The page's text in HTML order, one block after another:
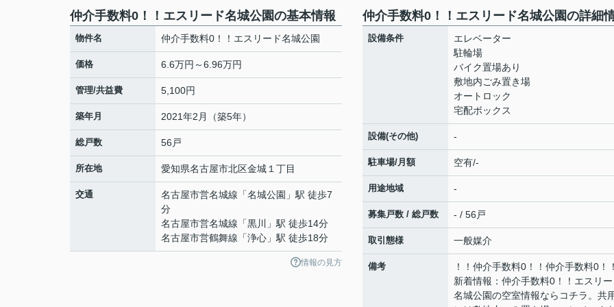
仲介手数料0！！エスリード名城公園の基本情報
物件名 仲介手数料0！！エスリード名城公園
価格 6.6万円～6.96万円
管理/共益費 5,100円
築年月 2021年2月（築5年）
総戸数 56戸
所在地 愛知県名古屋市北区金城 １丁目
交通 名古屋市営名城線 「名城公園 」駅 徒歩7
分
名古屋市営名城線 「黒川
」駅 徒歩14分
名古屋市営鶴舞線 「浄心 」駅 徒歩18分
情報の見方
仲介手数料0！！エスリード名城公園の詳細
設備条件
エレベーター
駐輪場
バイク置場あり
敷地内ごみ置き場
オートロック
宅配ボックス
設備(その他) -
駐車場/月額 空有/-
用途地域 -
募集戸数 / 総戸数 - / 56戸
取引態様 一般媒介
備考
！！仲介手数料0！！仲介手数料0！！
新着情報：仲介手数料0！！エスリー
名城公園の空室情報ならコチラ。共